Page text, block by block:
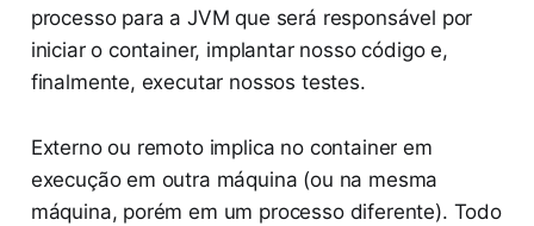
processo para a JVM que será responsável por
iniciar o container, implantar nosso código e,
finalmente, executar nossos testes.
Externo ou remoto implica no container em
execução em outra máquina (ou na mesma
máquina, porém em um processo diferente). Todo